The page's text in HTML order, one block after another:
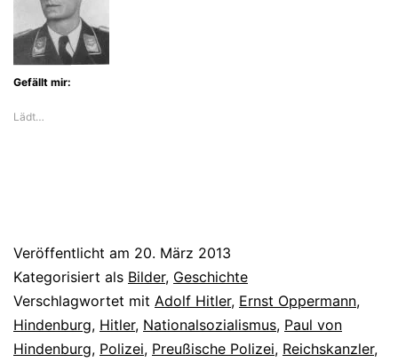
Gefällt mir:
Lädt…
Veröffentlicht am 20. März 2013
Kategorisiert als Bilder, Geschichte
Verschlagwortet mit Adolf Hitler, Ernst Oppermann,
Hindenburg, Hitler, Nationalsozialismus, Paul von
Hindenburg, Polizei, Preußische Polizei, Reichskanzler,